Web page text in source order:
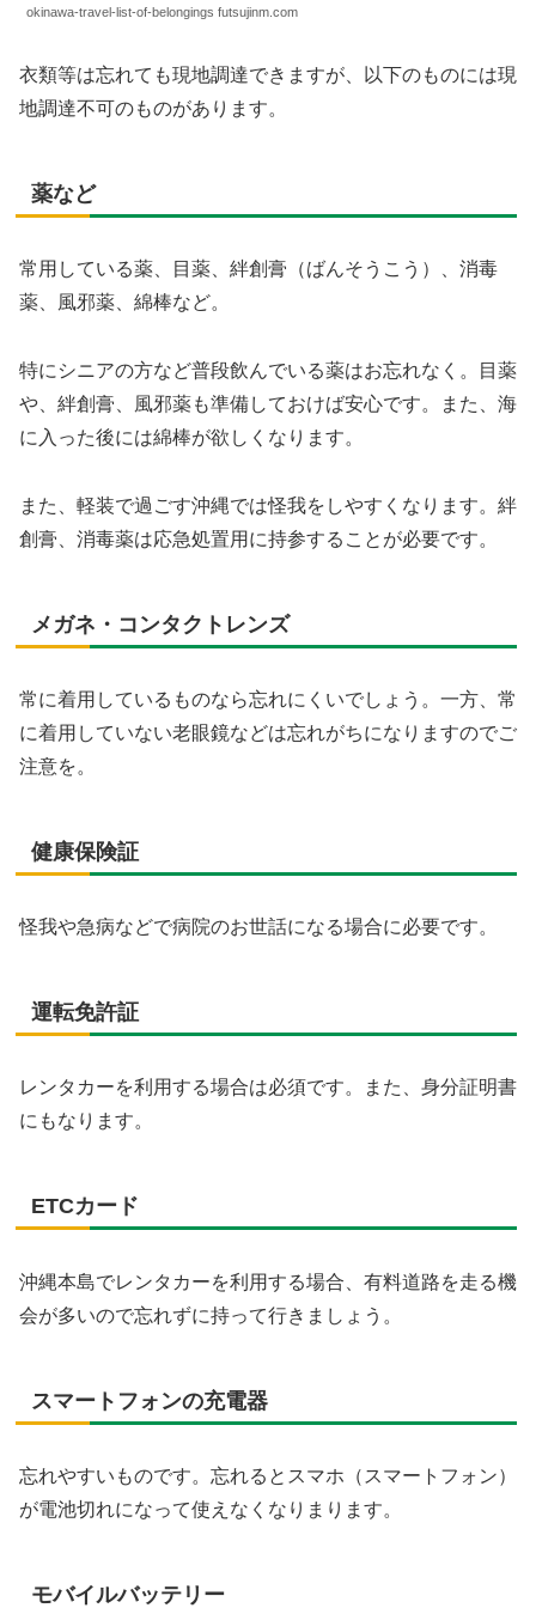
okinawa-travel-list-of-belongings futsujinm.com
衣類等は忘れても現地調達できますが、以下のものには現
地調達不可のものがあります。
薬など
常用している薬、目薬、絆創膏（ばんそうこう）、消毒
薬、風邪薬、綿棒など。
特にシニアの方など普段飲んでいる薬はお忘れなく。目薬
や、絆創膏、風邪薬も準備しておけば安心です。また、海
に入った後には綿棒が欲しくなります。
また、軽装で過ごす沖縄では怪我をしやすくなります。絆
創膏、消毒薬は応急処置用に持参することが必要です。
メガネ・コンタクトレンズ
常に着用しているものなら忘れにくいでしょう。一方、常
に着用していない老眼鏡などは忘れがちになりますのでご
注意を。
健康保険証
怪我や急病などで病院のお世話になる場合に必要です。
運転免許証
レンタカーを利用する場合は必須です。また、身分証明書
にもなります。
ETCカード
沖縄本島でレンタカーを利用する場合、有料道路を走る機
会が多いので忘れずに持って行きましょう。
スマートフォンの充電器
忘れやすいものです。忘れるとスマホ（スマートフォン）
が電池切れになって使えなくなりまります。
モバイルバッテリー